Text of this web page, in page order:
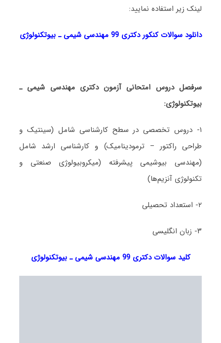
لینک زیر استفاده نمایید:
دانلود سوالات کنکور دکتری 99 مهندسی شیمی ـ بیوتکنولوژی
سرفصل دروس امتحانی آزمون دکتری مهندسی شیمی ـ
بیوتکنولوژی:
۱- دروس تخصصی در سطح کارشناسی شامل (سینتیک و
طراحی راکتور – ترمودینامیک) و کارشناسی ارشد شامل
(مهندسی بیوشیمی پیشرفته (میکروبیولوژی صنعتی و
تکنولوژی آنزیم‌ها)
۲- استعداد تحصیلی
۳- زبان انگلیسی
کلید سوالات دکتری 99 مهندسی شیمی ـ بیوتکنولوژی